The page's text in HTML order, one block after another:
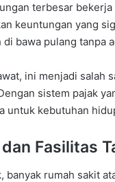
terbesar
keuntungan yang
bawa pulang tanpa
ini menjadi salah
sistem pajak
untuk kebutuhan
Fasilitas
banyak rumah sakit